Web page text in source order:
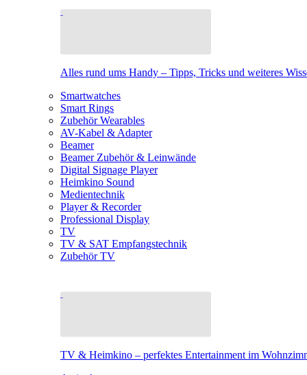
Alles rund ums Handy – Tipps, Tricks und weiteres
Smartwatches
Smart Rings
Zubehör Wearables
AV-Kabel & Adapter
Beamer
Beamer Zubehör & Leinwände
Digital Signage Player
Heimkino Sound
Medientechnik
Player & Recorder
Professional Display
TV
TV & SAT Empfangstechnik
Zubehör TV
TV & Heimkino – perfektes Entertainment im